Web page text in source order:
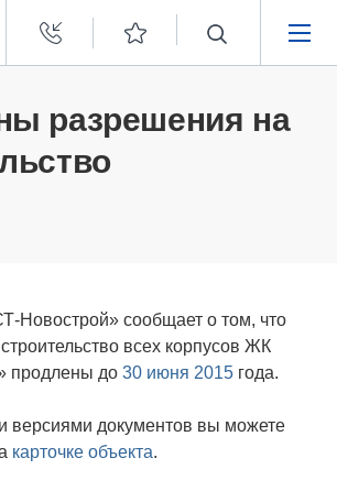
разрешения на
Новострой» сообщает о том, что
всех корпусов ЖК
продлены до 30 июня 2015 года.
версиями документов вы можете
карточке объекта.